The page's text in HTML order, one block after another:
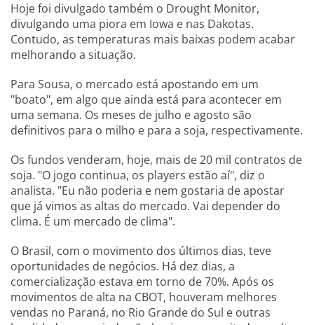
Hoje foi divulgado também o Drought Monitor,
divulgando uma piora em Iowa e nas Dakotas.
Contudo, as temperaturas mais baixas podem acabar
melhorando a situação.
Para Sousa, o mercado está apostando em um
"boato", em algo que ainda está para acontecer em
uma semana. Os meses de julho e agosto são
definitivos para o milho e para a soja, respectivamente.
Os fundos venderam, hoje, mais de 20 mil contratos de
soja. "O jogo continua, os players estão aí", diz o
analista. "Eu não poderia e nem gostaria de apostar
que já vimos as altas do mercado. Vai depender do
clima. É um mercado de clima".
O Brasil, com o movimento dos últimos dias, teve
oportunidades de negócios. Há dez dias, a
comercialização estava em torno de 70%. Após os
movimentos de alta na CBOT, houveram melhores
vendas no Paraná, no Rio Grande do Sul e outras